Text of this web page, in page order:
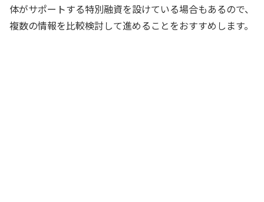
体がサポートする特別融資を設けている場合もあるので、
複数の情報を比較検討して進めることをおすすめします。